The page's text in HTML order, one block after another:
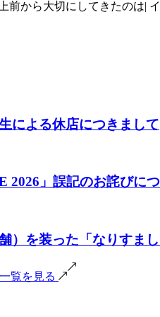
による休店につきまして
2026」誤記のお詫びに
）を装った「なりすま
覧を見る